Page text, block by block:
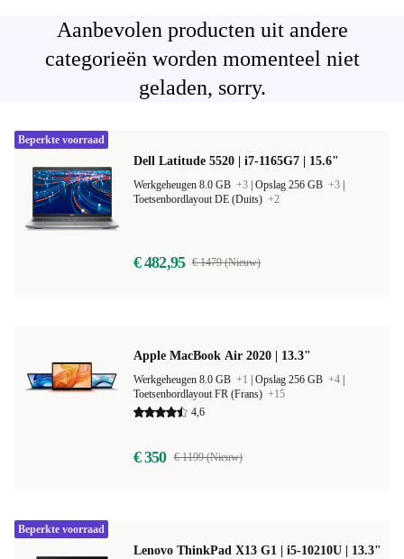
Aanbevolen producten uit andere
categorieën worden momenteel niet
geladen, sorry.
Dell Latitude 5520 | i7-1165G7 | 15.6"
Werkgeheugen 8.0 GB +3 Opslag 256 GB +3
Toetsenbordlayout DE (Duits) +2
€ 482,95 € 1479 (Nieuw)
Beperkte voorraad
Apple MacBook Air 2020 | 13.3"
Werkgeheugen 8.0 GB +1 Opslag 256 GB +4
Toetsenbordlayout FR (Frans) +15
4,6
€ 350 € 1199 (Nieuw)
Lenovo ThinkPad X13 G1 | i5-10210U | 13.3"
Beperkte voorraad